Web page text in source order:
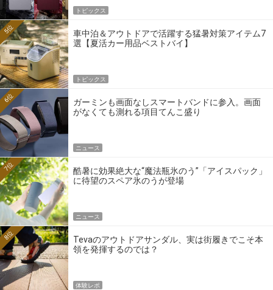
トピックス
車中泊＆アウトドアで活躍する猛暑対策アイテム7
選【夏活カー用品ベストバイ】
5位
トピックス
ガーミンも画面なしスマートバンドに参入。画面
がなくても測れる項目てんこ盛り
6位
ニュース
酷暑に効果絶大な“魔法瓶氷のう”「アイスパック」
に待望のスペア氷のうが登場
7位
ニュース
Tevaのアウトドアサンダル、実は街履きでこそ本
領を発揮するのでは？
8位
体験レポ